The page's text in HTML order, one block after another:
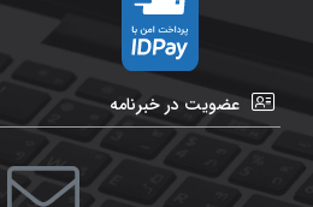
عضویت در خبرنامه